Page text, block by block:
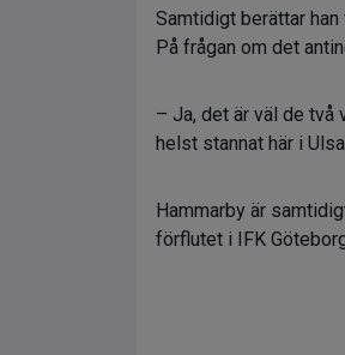
Samtidigt berättar
På frågan om det
– Ja, det är väl de två
helst stannat här i
Hammarby är
förflutet i IFK